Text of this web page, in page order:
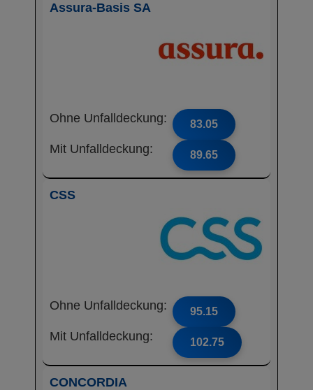
Assura-Basis SA
Ohne Unfalldeckung: 83.05
Mit Unfalldeckung: 89.65
CSS
Ohne Unfalldeckung: 95.15
Mit Unfalldeckung: 102.75
CONCORDIA